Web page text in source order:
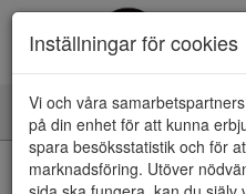
Toggle
navigation
HEM
Inställningar för cookies
Vi och våra
på din enhet för att kunna
spara besöksstatistik och för
marknadsföring. Utöver